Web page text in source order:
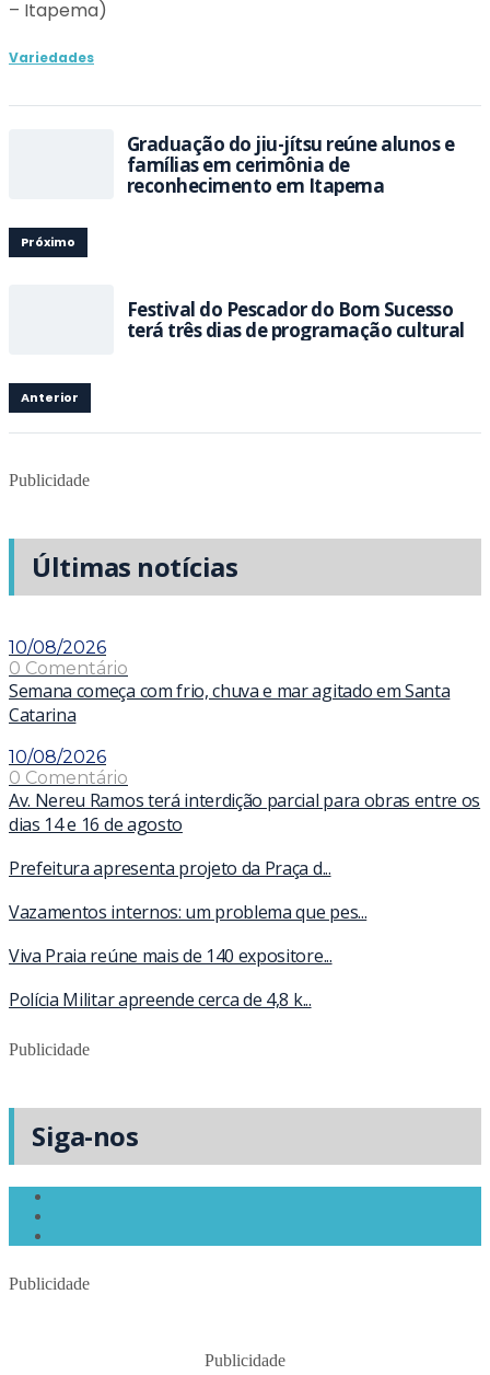
– Itapema)
Variedades
Graduação do jiu-jítsu reúne alunos e
famílias em cerimônia de
reconhecimento em Itapema
Próximo
Festival do Pescador do Bom Sucesso
terá três dias de programação cultural
Anterior
Publicidade
Últimas notícias
10/08/2026
0 Comentário
Semana começa com frio, chuva e mar agitado em Santa
Catarina
10/08/2026
0 Comentário
Av. Nereu Ramos terá interdição parcial para obras entre os
dias 14 e 16 de agosto
Prefeitura apresenta projeto da Praça d...
Vazamentos internos: um problema que pes...
Viva Praia reúne mais de 140 expositore...
Polícia Militar apreende cerca de 4,8 k...
Publicidade
Siga-nos
Publicidade
Publicidade